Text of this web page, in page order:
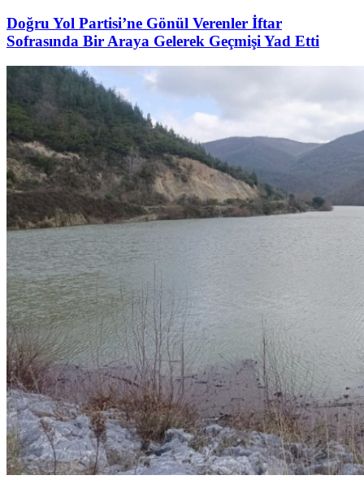
Doğru Yol Partisi’ne Gönül Verenler İftar
Sofrasında Bir Araya Gelerek Geçmişi Yad Etti